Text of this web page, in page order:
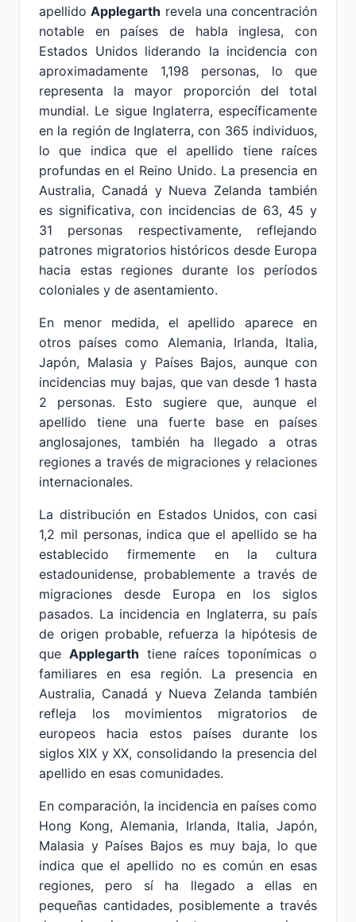
apellidoApplegarth revela una concentración
notable en países de habla inglesa, con
Estados Unidos liderando la incidencia con
aproximadamente 1,198 personas, lo que
representa la mayor proporción del total
mundial. Le sigue Inglaterra, específicamente
en la región de Inglaterra, con 365 individuos,
lo que indica que el apellido tiene raíces
profundas en el Reino Unido. La presencia en
Australia, Canadá y Nueva Zelanda también
es significativa, con incidencias de 63, 45 y
31 personas respectivamente, reflejando
patrones migratorios históricos desde Europa
hacia estas regiones durante los períodos
coloniales y de asentamiento.
En menor medida, el apellido aparece en
otros países como Alemania, Irlanda, Italia,
Japón, Malasia y Países Bajos, aunque con
incidencias muy bajas, que van desde 1 hasta
2 personas. Esto sugiere que, aunque el
apellido tiene una fuerte base en países
anglosajones, también ha llegado a otras
regiones a través de migraciones y relaciones
internacionales.
La distribución en Estados Unidos, con casi
1,2 mil personas, indica que el apellido se ha
establecido firmemente en la cultura
estadounidense, probablemente a través de
migraciones desde Europa en los siglos
pasados. La incidencia en Inglaterra, su país
de origen probable, refuerza la hipótesis de
que Applegarth tiene raíces toponímicas o
familiares en esa región. La presencia en
Australia, Canadá y Nueva Zelanda también
refleja los movimientos migratorios de
europeos hacia estos países durante los
siglos XIX y XX, consolidando la presencia del
apellido en esas comunidades.
En comparación, la incidencia en países como
Hong Kong, Alemania, Irlanda, Italia, Japón,
Malasia y Países Bajos es muy baja, lo que
indica que el apellido no es común en esas
regiones, pero sí ha llegado a ellas en
pequeñas cantidades, posiblemente a través